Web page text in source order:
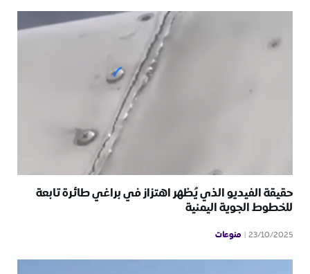
حقيقة الفيديو الذي يُظهر اهتزاز في براغي طائرة تابعة
للخطوط الجوية اليمنية
23/10/2025 منوعات